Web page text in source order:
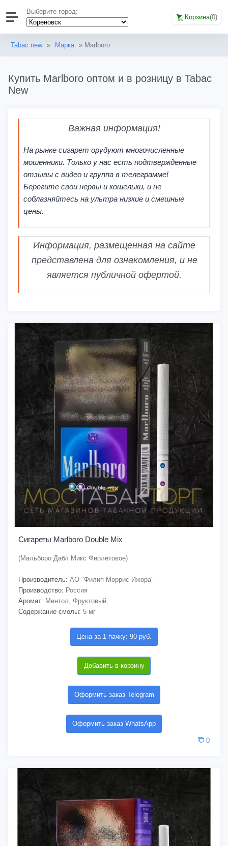
Выберите город:
Корзина(0)
Tabac new » Марка » Marlboro
Купить Marlboro оптом и в розницу в Tabac
New
Важная информация!
На рынке сигарет орудуют многочисленные
мошенники. Только у нас есть подтвержденные
отзывы с видео и группа в телеграмме!
Берегите свои нервы и кошельки, и не
соблазняйтесь на ультра низкие и смешные
цены.
Информация, размещенная на сайте
представлена для ознакомления, и не
является публичной офертой.
Сигареты Marlboro Double Mix
(Мальборо Дабл Микс Фиолетовое)
Производитель: АО "Филип Моррис Ижора"
Производство: Россия
Аромат: Ментол, Фруктовый
Содержание смолы: 5 мг
Цена за 1 пачку: 90 руб.
Добавить в корзину
Оформить заказ Telegram
Оформить заказ WhatsApp
0